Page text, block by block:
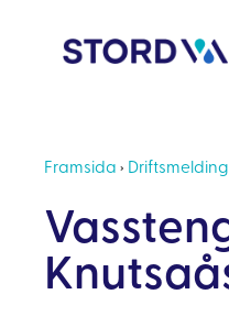
Framsida›